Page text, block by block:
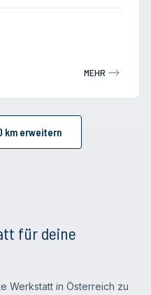
MEHR
km erweitern
für deine
Werkstatt in Österreich zu